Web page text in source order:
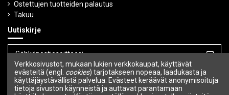
Ostettujen tuotteiden palautus
Takuu
Uutiskirje
Voit peruuttaa tilauksen milloin tahansa.
Seuraa meitä
Verkkosivustot, mukaan lukien verkkokaupat, käyttävät
evästeitä (engl. cookies) tarjotakseen nopeaa, laadukasta ja
käyttäjäystävällistä palvelua. Evästeet keräävät anonymisoituja
tietoja sivuston käynneistä ja auttavat parantamaan